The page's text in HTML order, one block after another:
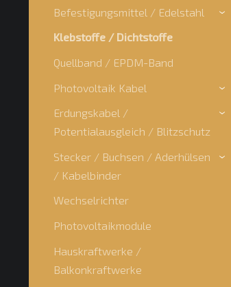
Befestigungsmittel / Edelstahl
›
Klebstoffe / Dichtstoffe
Quellband / EPDM-Band
Photovoltaik Kabel
›
Erdungskabel /
Potentialausgleich / Blitzschutz
›
Stecker / Buchsen / Aderhülsen
/ Kabelbinder
›
Wechselrichter
Photovoltaikmodule
Hauskraftwerke /
Balkonkraftwerke